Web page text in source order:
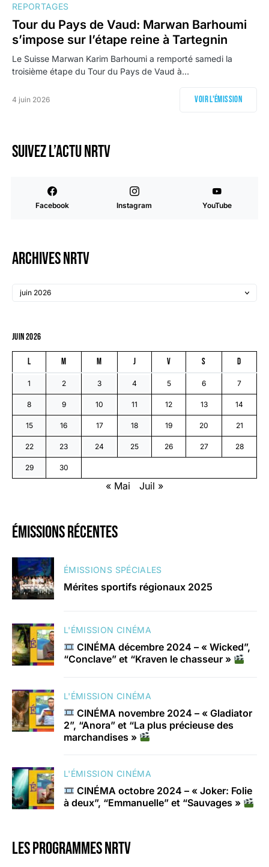
REPORTAGES
Tour du Pays de Vaud: Marwan Barhoumi
s’impose sur l’étape reine à Tartegnin
Le Suisse Marwan Karim Barhoumi a remporté samedi la
troisième étape du Tour du Pays de Vaud à…
4 juin 2026 Voir l'émission
Suivez l’actu NRTV
Facebook Instagram YouTube
Archives NRTV
juin 2026
L M M J V S D
1 2 3 4 5 6 7
8 9 10 11 12 13 14
15 16 17 18 19 20 21
22 23 24 25 26 27 28
29 30
« Mai Juil »
émissions récentes
ÉMISSIONS SPÉCIALES
Mérites sportifs régionaux 2025
L'ÉMISSION CINÉMA
CINÉMA décembre 2024 – « Wicked”,
“Conclave” et “Kraven le chasseur »
L'ÉMISSION CINÉMA
CINÉMA novembre 2024 – « Gladiator
2”, “Anora” et “La plus précieuse des
marchandises »
L'ÉMISSION CINÉMA
CINÉMA octobre 2024 – « Joker: Folie
à deux”, “Emmanuelle” et “Sauvages »
Les programmes nrtv